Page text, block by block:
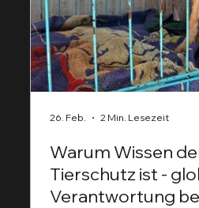
Warum Wissen
Tierschutz ist -
Verantwortung
26. Feb. 2 Min. Lesezeit